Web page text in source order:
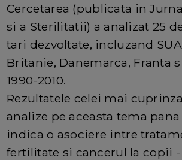
Cercetarea (publicata in
si a Sterilitatii) a analizat 25
tari dezvoltate, incluzand
Britanie, Danemarca, Franta
1990-2010.
Rezultatele celei mai
analize pe aceasta tema
indica o asociere intre
fertilitate si cancerul la copii